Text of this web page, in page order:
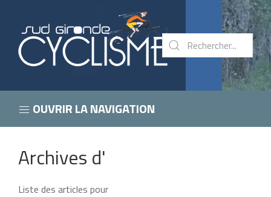
OUVRIR LA NAVIGATION
Archives d'
Liste des articles pour